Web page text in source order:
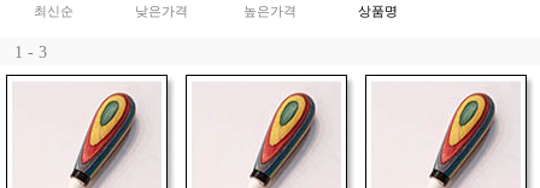
최신순 낮은가격 높은가격 상품명
1 - 3